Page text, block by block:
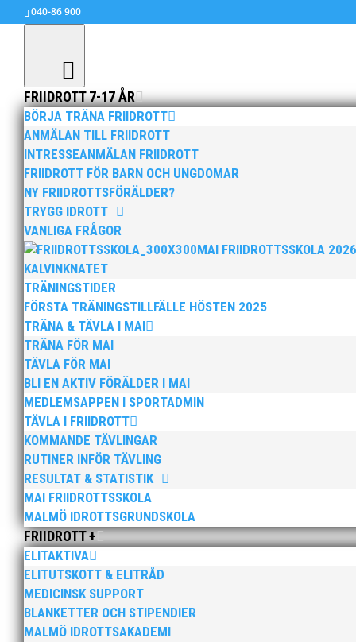
040-86 900
FRIIDROTT 7-17 ÅR
BÖRJA TRÄNA FRIIDROTT
ANMÄLAN TILL FRIIDROTT
INTRESSEANMÄLAN FRIIDROTT
FRIIDROTT FÖR BARN OCH UNGDOMAR
NY FRIIDROTTSFÖRÄLDER?
TRYGG IDROTT
VANLIGA FRÅGOR
MAI FRIIDROTTSSKOLA 2026
KALVINKNATET
TRÄNINGSTIDER
FÖRSTA TRÄNINGSTILLFÄLLE HÖSTEN 2025
TRÄNA & TÄVLA I MAI
TRÄNA FÖR MAI
TÄVLA FÖR MAI
BLI EN AKTIV FÖRÄLDER I MAI
MEDLEMSAPPEN I SPORTADMIN
TÄVLA I FRIIDROTT
KOMMANDE TÄVLINGAR
RUTINER INFÖR TÄVLING
RESULTAT & STATISTIK
MAI FRIIDROTTSSKOLA
MALMÖ IDROTTSGRUNDSKOLA
FRIIDROTT +
ELITAKTIVA
ELITUTSKOTT & ELITRÅD
MEDICINSK SUPPORT
BLANKETTER OCH STIPENDIER
MALMÖ IDROTTSAKADEMI
JVM i Eugene, USA
jul 25, 2014|
Det blev inget avancemang från försöken för
kastade 52.72 i diskuskvalet vilket inte heller
Bilder från Stafett-SM 2026. Foto: Thomas